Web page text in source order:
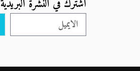
اشترك في النشرة البريدية